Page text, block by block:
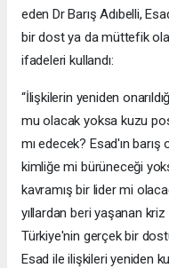
eden Dr Barış Adıbelli,
bir dost ya da müttefik
ifadeleri kullandı:
“İlişkilerin yeniden
mu olacak yoksa kuzu
mı edecek? Esad'ın
kimliğe mi bürüneceği
kavramış bir lider mi
yıllardan beri yaşanan kriz
Türkiye'nin gerçek bir
Esad ile ilişkileri yeniden